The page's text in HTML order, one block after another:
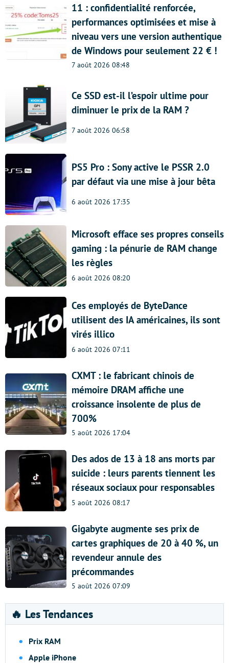
11 : confidentialité renforcée,
performances optimisées et mise à
niveau vers une version authentique
de Windows pour seulement 22 € !
7 août 2026 08:48
Ce SSD est-il l’espoir ultime pour
diminuer le prix de la RAM ?
7 août 2026 06:58
PS5 Pro : Sony active le PSSR 2.0
par défaut via une mise à jour bêta
6 août 2026 17:35
Microsoft efface ses propres conseils
gaming : la pénurie de RAM change
les règles
6 août 2026 08:20
Ces employés de ByteDance
utilisent des IA américaines, ils sont
virés illico
6 août 2026 07:11
CXMT : le fabricant chinois de
mémoire DRAM affiche une
croissance insolente de plus de
700%
5 août 2026 17:04
Des ados de 13 à 18 ans morts par
suicide : leurs parents tiennent les
réseaux sociaux pour responsables
5 août 2026 08:17
Gigabyte augmente ses prix de
cartes graphiques de 20 à 40 %, un
revendeur annule des
précommandes
5 août 2026 07:09
🔥 Les Tendances
Prix RAM
Apple iPhone